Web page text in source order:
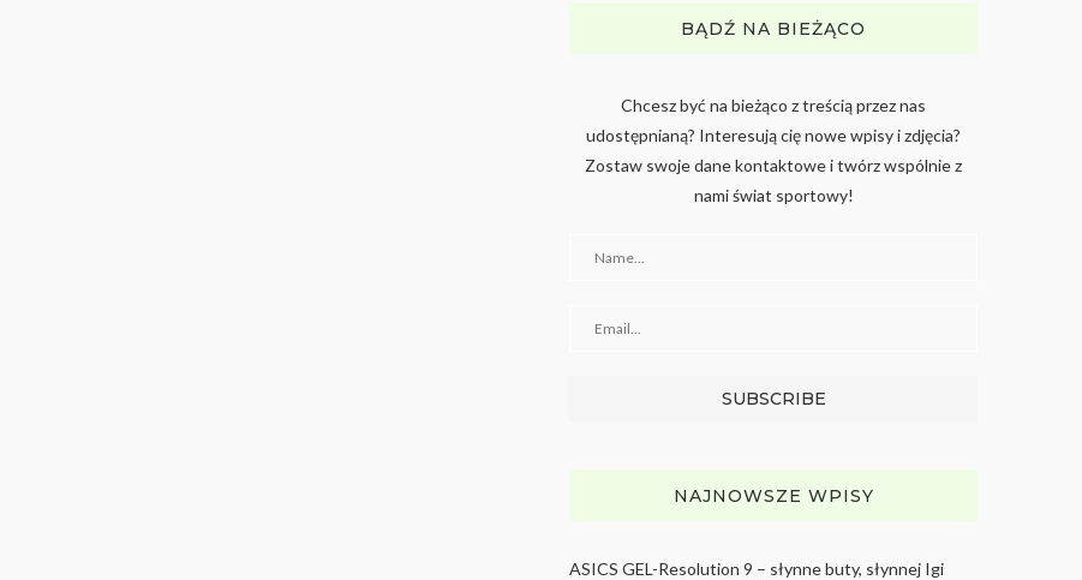
BĄDŹ NA BIEŻĄCO
Chcesz być na bieżąco z treścią przez nas
udostępnianą? Interesują cię nowe wpisy i zdjęcia?
Zostaw swoje dane kontaktowe i twórz wspólnie z
nami świat sportowy!
NAJNOWSZE WPISY
ASICS GEL-Resolution 9 – słynne buty, słynnej Igi